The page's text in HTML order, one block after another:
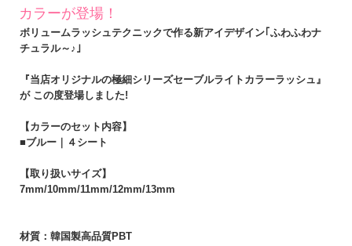
カラーが登場！
ボリュームラッシュテクニックで作る新アイデザイン｢ふわふわナ
チュラル～♪｣
『当店オリジナルの極細シリーズセーブルライトカラーラッシュ』
が この度登場しました!
【カラーのセット内容】
■ブルー｜４シート
【取り扱いサイズ】
7mm/10mm/11mm/12mm/13mm
材質：韓国製高品質PBT